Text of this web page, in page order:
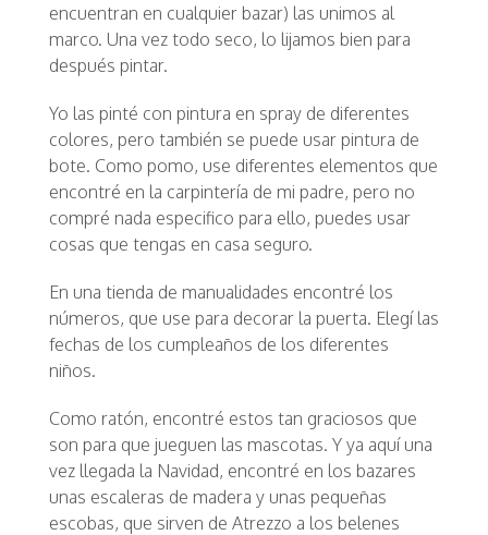
encuentran en cualquier bazar) las unimos al
marco. Una vez todo seco, lo lijamos bien para
después pintar.
Yo las pinté con pintura en spray de diferentes
colores, pero también se puede usar pintura de
bote. Como pomo, use diferentes elementos que
encontré en la carpintería de mi padre, pero no
compré nada especifico para ello, puedes usar
cosas que tengas en casa seguro.
En una tienda de manualidades encontré los
números, que use para decorar la puerta. Elegí las
fechas de los cumpleaños de los diferentes
niños.
Como ratón, encontré estos tan graciosos que
son para que jueguen las mascotas. Y ya aquí una
vez llegada la Navidad, encontré en los bazares
unas escaleras de madera y unas pequeñas
escobas, que sirven de Atrezzo a los belenes